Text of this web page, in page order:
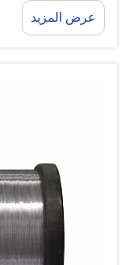
مع متطلبات
وتتضمن المعايير
عرض المزيد